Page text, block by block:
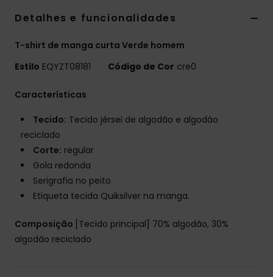
Detalhes e funcionalidades
T-shirt de manga curta Verde homem
Estilo EQYZT08181 Código de Cor cre0
Características
Tecido: Tecido jérsei de algodão e algodão
reciclado
Corte: regular
Gola redonda
Serigrafia no peito
Etiqueta tecida Quiksilver na manga.
Composição [Tecido principal] 70% algodão, 30%
algodão reciclado